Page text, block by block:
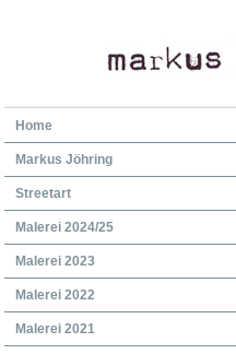
Home
Markus Jöhring
Streetart
Malerei 2024/25
Malerei 2023
Malerei 2022
Malerei 2021